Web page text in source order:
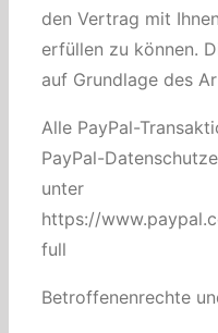
den Vertrag mit
erfüllen zu können.
auf Grundlage des
Alle PayPal-
PayPal-
unter
https://
full
Betroffenenrechte